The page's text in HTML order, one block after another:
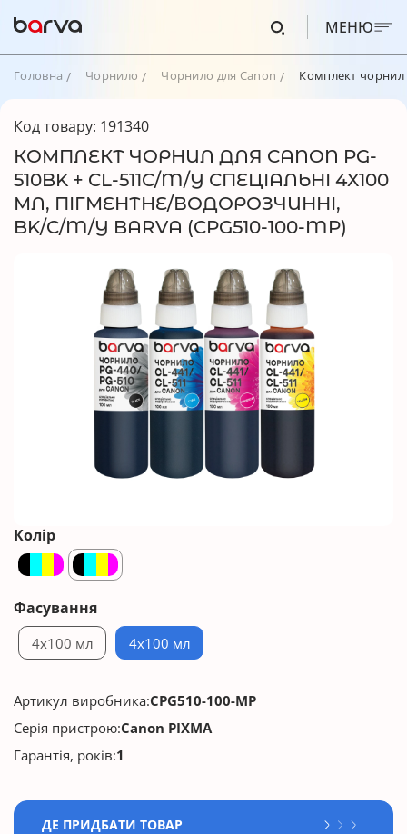
МЕНЮ
Головна Чорнило Чорнило для Canon Комплект чорнил
Код товару: 191340
КОМПЛЕКТ ЧОРНИЛ ДЛЯ CANON PG-
510BK + CL-511C/M/Y СПЕЦІАЛЬНІ 4X100
МЛ, ПІГМЕНТНЕ/ВОДОРОЗЧИННІ,
BK/C/M/Y BARVA (CPG510-100-MP)
Колір
Фасування
4x100 мл 4x100 мл
Артикул виробника:CPG510-100-MP
Серія пристрою:Canon PIXMA
Гарантія, років:1
ДЕ ПРИДБАТИ ТОВАР